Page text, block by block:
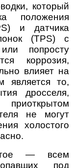
который
положения
и датчика
(TPS) с
попросту
коррозия,
влияет на
является то,
дросселя,
не могут
холостого
— всем
под